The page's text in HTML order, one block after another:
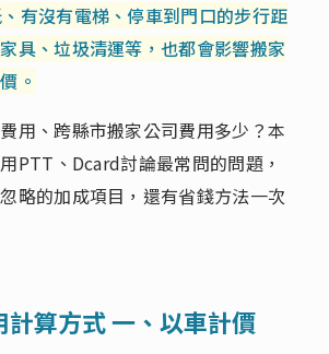
有沒有電梯、停車到門口的步行距
具、垃圾清運等，也都會影響搬家
。
用、跨縣市搬家公司費用多少？本
PTT、Dcard討論最常問的問題，
略的加成項目，還有省錢方法一次
計算方式 一、以車計價